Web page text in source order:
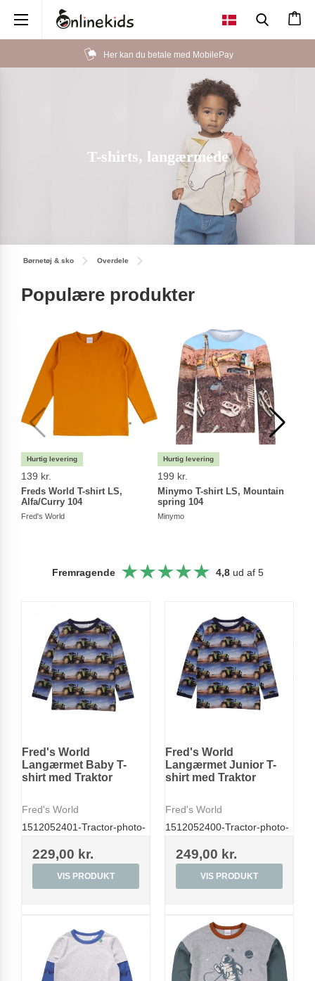
Her kan du betale med MobilePay
T-shirts, langærmede
Børnetøj & sko Overdele
Populære produkter
139 kr.
Freds World T-shirt LS,
Alfa/Curry 104
Fred's World
199 kr.
Minymo T-shirt LS, Mountain
spring 104
Minymo
Fremragende 4,8ud af 5
Fred's World
Langærmet Baby T-
shirt med Traktor
Fred's World
1512052401-Tractor-photo-
229,00 kr.
VIS PRODUKT
Fred's World
Langærmet Junior T-
shirt med Traktor
Fred's World
1512052400-Tractor-photo-
249,00 kr.
VIS PRODUKT